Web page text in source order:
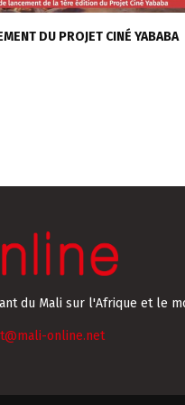
DU PROJET CINÉ YABABA
du Mali sur l'Afrique et le
online.net